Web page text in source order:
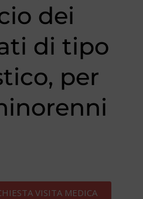
dei
di tipo
per
VISITA MEDICA